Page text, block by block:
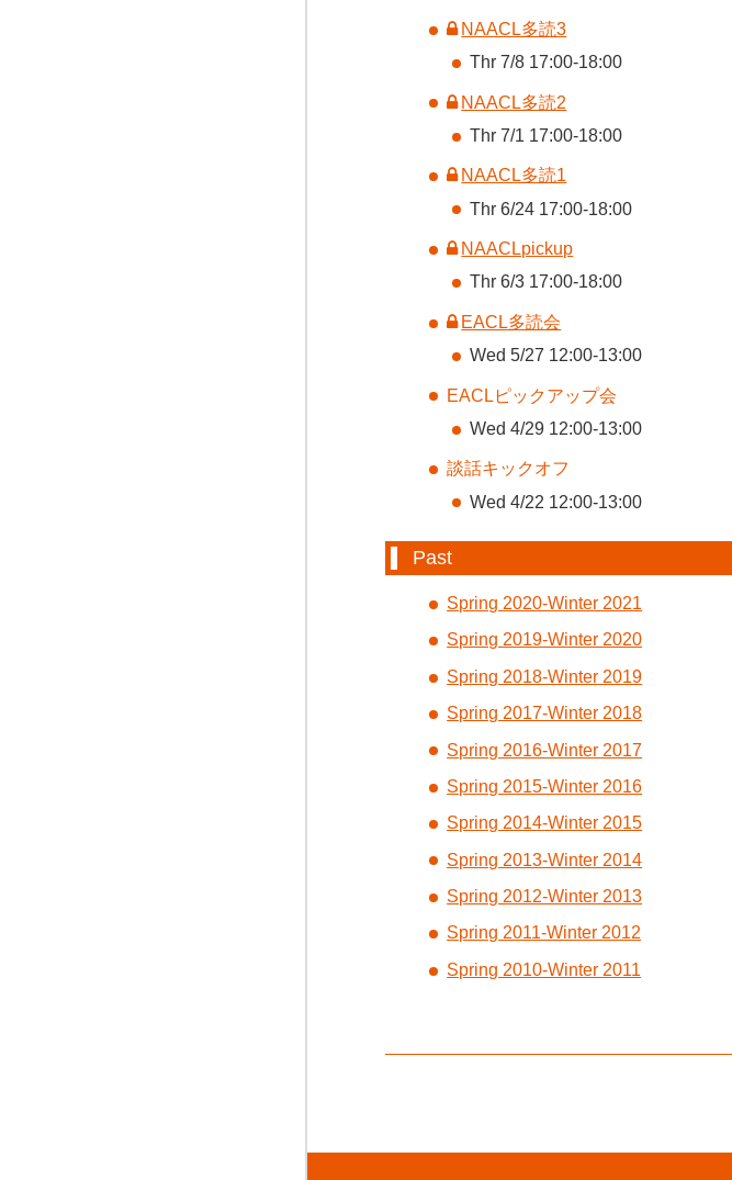
NAACL多読3
Thr 7/8 17:00-18:00
NAACL多読2
Thr 7/1 17:00-18:00
NAACL多読1
Thr 6/24 17:00-18:00
NAACLpickup
Thr 6/3 17:00-18:00
EACL多読会
Wed 5/27 12:00-13:00
EACLピックアップ会
Wed 4/29 12:00-13:00
談話キックオフ
Wed 4/22 12:00-13:00
Past
Spring 2020-Winter 2021
Spring 2019-Winter 2020
Spring 2018-Winter 2019
Spring 2017-Winter 2018
Spring 2016-Winter 2017
Spring 2015-Winter 2016
Spring 2014-Winter 2015
Spring 2013-Winter 2014
Spring 2012-Winter 2013
Spring 2011-Winter 2012
Spring 2010-Winter 2011